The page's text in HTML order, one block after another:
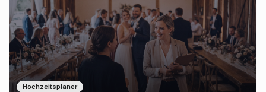
Hochzeitsplaner